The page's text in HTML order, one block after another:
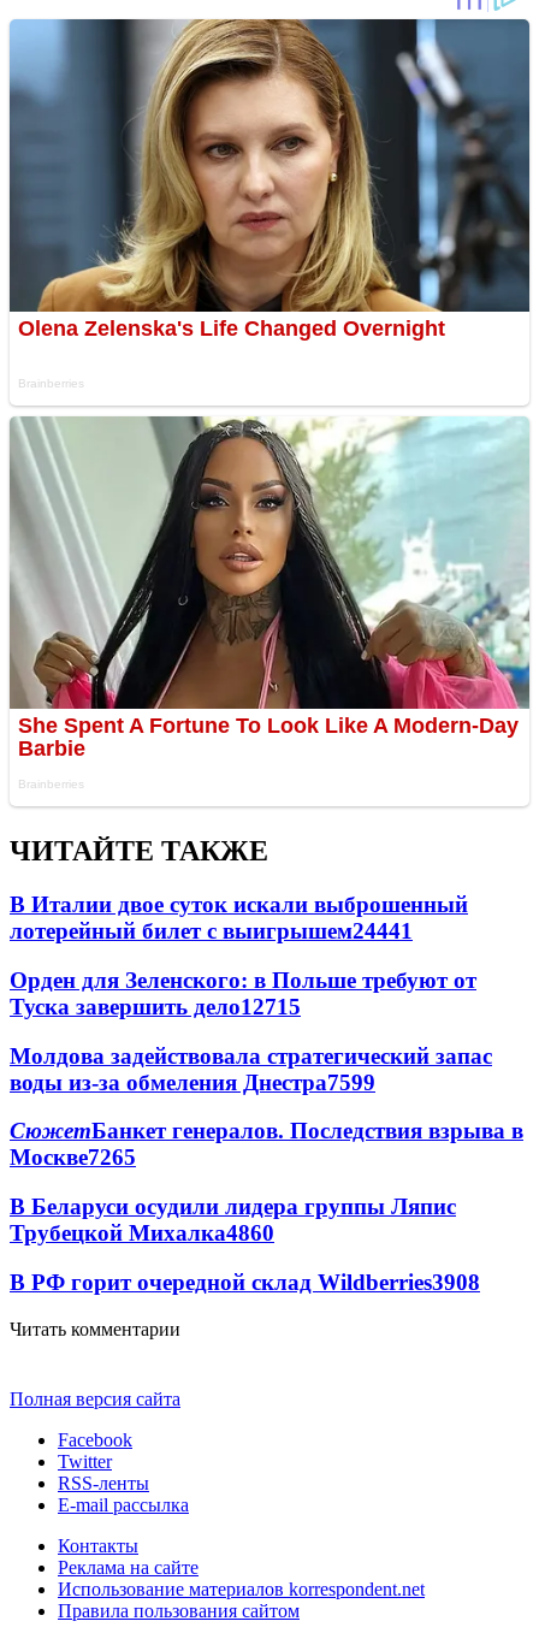
ЧИТАЙТЕ ТАКЖЕ
В Италии двое суток искали выброшенный
лотерейный билет с выигрышем24441
Орден для Зеленского: в Польше требуют от
Туска завершить дело12715
Молдова задействовала стратегический запас
воды из-за обмеления Днестра7599
СюжетБанкет генералов. Последствия взрыва в
Москве7265
В Беларуси осудили лидера группы Ляпис
Трубецкой Михалка4860
В РФ горит очередной склад Wildberries3908
Читать комментарии
Полная версия сайта
Facebook
Twitter
RSS-ленты
E-mail рассылка
Контакты
Реклама на сайте
Использование материалов korrespondent.net
Правила пользования сайтом